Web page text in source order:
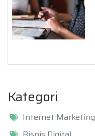
Kategori
Internet Marketing